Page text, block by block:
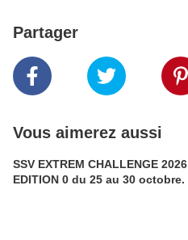
Partager
Vous aimerez aussi
SSV EXTREM CHALLENGE 2026
EDITION 0 du 25 au 30 octobre.